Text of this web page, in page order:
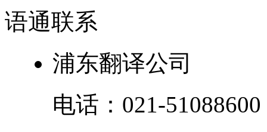
语通联系
浦东翻译公司
电话： 021-51088600